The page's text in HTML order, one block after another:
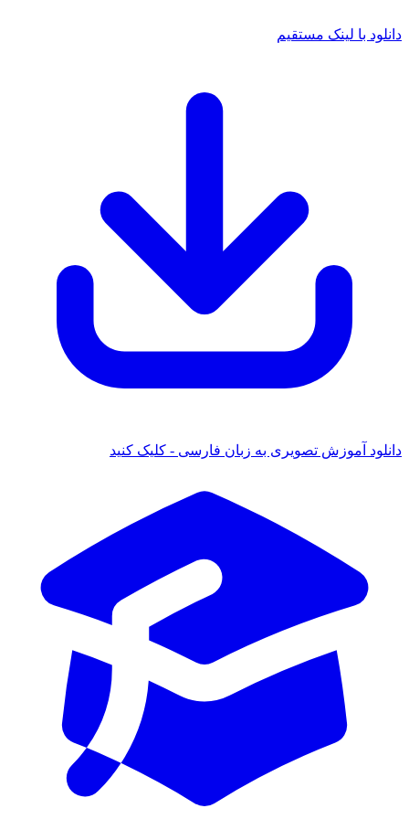
با لینک مستقیم
آموزش تصویری به زبان فارسی - کلیک کنید